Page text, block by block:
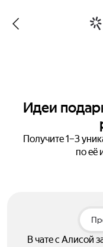
Идеи
Получите 1–3
по её
В чате с Алисой